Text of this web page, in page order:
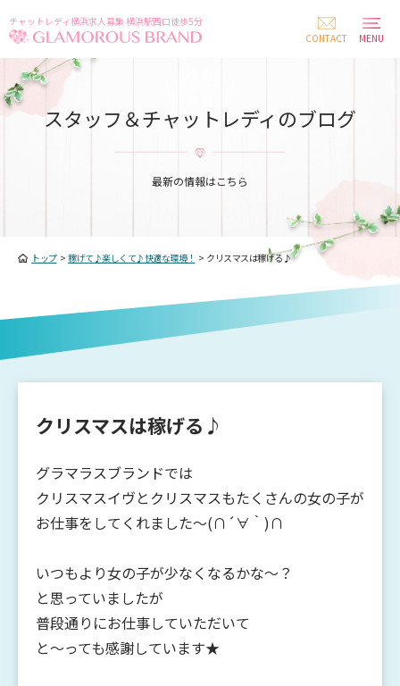
チャットレディ横浜求人募集 横浜駅西口徒歩5分
CONTACT
MENU
スタッフ＆チャットレディのブログ
最新の情報はこちら
トップ> 稼げて♪楽しくて♪快適な環境！ > クリスマスは稼げる♪
クリスマスは稼げる♪
グラマラスブランドでは
クリスマスイヴとクリスマスもたくさんの女の子が
お仕事をしてくれました～(∩´∀｀)∩
いつもより女の子が少なくなるかな～？
と思っていましたが
普段通りにお仕事していただいて
と～っても感謝しています★